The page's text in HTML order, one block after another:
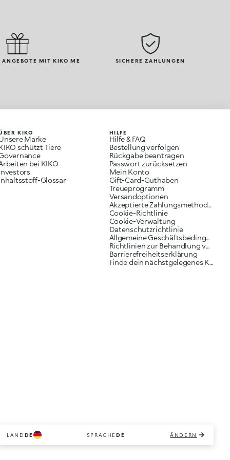
ANGEBOTE MIT KIKO ME SICHERE ZAHLUNGEN
KIKO
Marke
schützt Tiere
bei KIKO
Glossar
HILFE
Hilfe & FAQ
Bestellung verfolgen
Rückgabe beantragen
Passwort zurücksetzen
Mein Konto
Gift-Card-Guthaben
Treueprogramm
Versandoptionen
Akzeptierte Zahlungsmethoden
Cookie-Richtlinie
Cookie-Verwaltung
Datenschutzrichtlinie
Allgemeine Geschäftsbedingungen
Richtlinien zur Behandlung von Reklamationen
Barrierefreiheitserklärung
Finde dein nächstgelegenes KIKO Geschäft
LAND DE SPRACHEDE ÄNDERN